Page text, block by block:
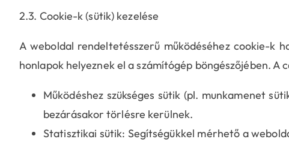
2.3. Cookie-k (sütik) kezelése
A weboldal rendeltetésszerű működéséhez cookie-k
honlapok helyeznek el a számítógép böngészőjében. A
Működéshez szükséges sütik (pl. munkamenet
bezárásakor törlésre kerülnek.
Statisztikai sütik: Segítségükkel mérhető a